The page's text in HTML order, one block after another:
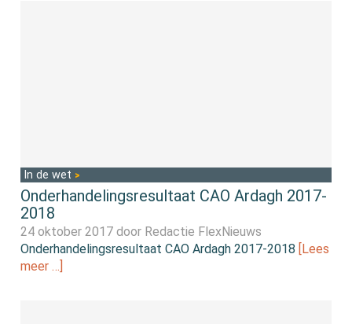
In de wet
Onderhandelingsresultaat CAO Ardagh 2017-
2018
24 oktober 2017 door Redactie FlexNieuws
Onderhandelingsresultaat CAO Ardagh 2017-2018
[Lees
meer …]